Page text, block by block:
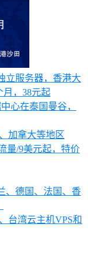
立服务器，香港大
月，38元起
心在泰国曼谷，
加拿大等地区
量/9美元起，特价
、德国、法国、香
台湾云主机VPS和